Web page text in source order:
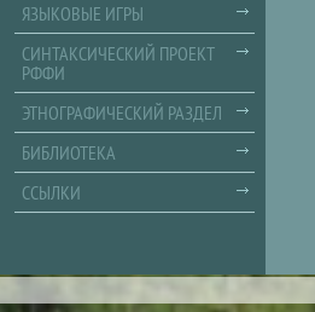
ЯЗЫКОВЫЕ ИГРЫ
СИНТАКСИЧЕСКИЙ ПРОЕКТ
РФФИ
ЭТНОГРАФИЧЕСКИЙ РАЗДЕЛ
БИБЛИОТЕКА
ССЫЛКИ